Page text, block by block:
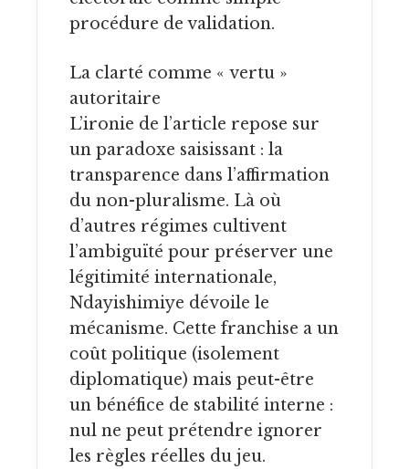
procédure de validation.
La clarté comme « vertu »
autoritaire
L’ironie de l’article repose sur
un paradoxe saisissant : la
transparence dans l’affirmation
du non-pluralisme. Là où
d’autres régimes cultivent
l’ambiguïté pour préserver une
légitimité internationale,
Ndayishimiye dévoile le
mécanisme. Cette franchise a un
coût politique (isolement
diplomatique) mais peut-être
un bénéfice de stabilité interne :
nul ne peut prétendre ignorer
les règles réelles du jeu.